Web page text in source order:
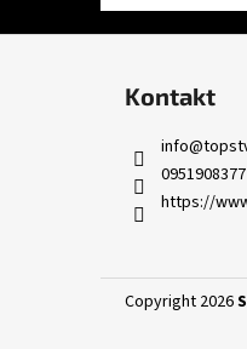
Kontakt
info@
0951908377
https://
Copyright 2026